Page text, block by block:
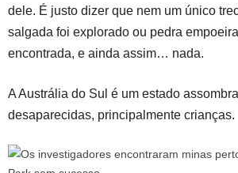
dele. É justo dizer que nem um único
salgada foi explorado ou pedra
encontrada, e ainda assim… nada.
A Austrália do Sul é um estado
desaparecidas, principalmente crianças.